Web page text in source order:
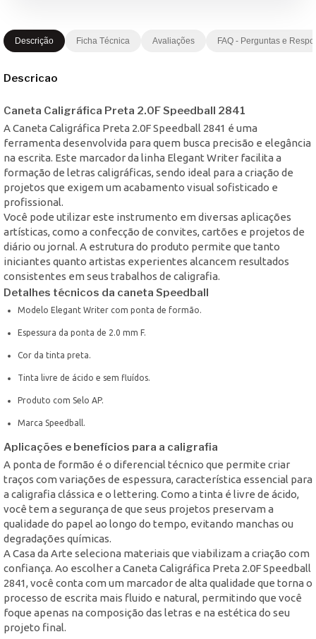
Descrição Ficha Técnica Avaliações FAQ - Perguntas e
Descricao
Caneta Caligráfica Preta 2.0F Speedball 2841
A Caneta Caligráfica Preta 2.0F Speedball 2841 é uma
ferramenta desenvolvida para quem busca precisão e elegância
na escrita. Este marcador da linha Elegant Writer facilita a
formação de letras caligráficas, sendo ideal para a criação de
projetos que exigem um acabamento visual sofisticado e
profissional.
Você pode utilizar este instrumento em diversas aplicações
artísticas, como a confecção de convites, cartões e projetos de
diário ou jornal. A estrutura do produto permite que tanto
iniciantes quanto artistas experientes alcancem resultados
consistentes em seus trabalhos de caligrafia.
Detalhes técnicos da caneta Speedball
Modelo Elegant Writer com ponta de formão.
Espessura da ponta de 2.0 mm F.
Cor da tinta preta.
Tinta livre de ácido e sem fluídos.
Produto com Selo AP.
Marca Speedball.
Aplicações e benefícios para a caligrafia
A ponta de formão é o diferencial técnico que permite criar
traços com variações de espessura, característica essencial para
a caligrafia clássica e o lettering. Como a tinta é livre de ácido,
você tem a segurança de que seus projetos preservam a
qualidade do papel ao longo do tempo, evitando manchas ou
degradações químicas.
A Casa da Arte seleciona materiais que viabilizam a criação com
confiança. Ao escolher a Caneta Caligráfica Preta 2.0F Speedball
2841, você conta com um marcador de alta qualidade que torna o
processo de escrita mais fluido e natural, permitindo que você
foque apenas na composição das letras e na estética do seu
projeto final.